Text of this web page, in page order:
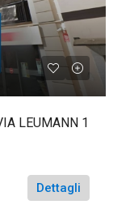
LEUMANN 1
Dettagli